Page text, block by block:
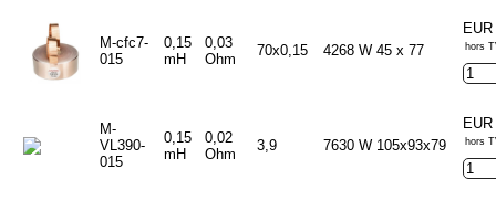
M-cfc7-
015
0,15
mH
0,03
Ohm
70x0,15 4268 W 45 x 77 hors
M-
VL390-
015
0,15
mH
0,02
Ohm
3,9 7630 W 105x93x79 hors